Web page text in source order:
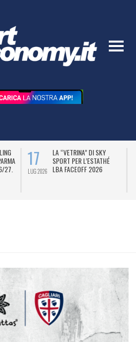
27.
17
LUG 2026
LA “VETRINA” DI SKY
SPORT PER L’ESTATHÉ
LBA FACEOFF 2026